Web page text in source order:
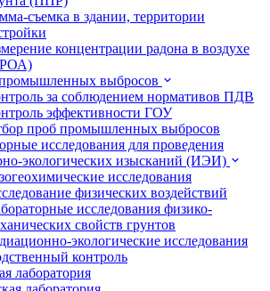
съемка в здании, территории
концентрации радона в воздухе
выбросов
за соблюдением нормативов ПДВ
эффективности ГОУ
проб промышленных выбросов
исследования для проведения
экологических изысканий (ИЭИ)
исследования
физических воздействий
исследования физико-
свойств грунтов
экологические исследования
контроль
лаборатория